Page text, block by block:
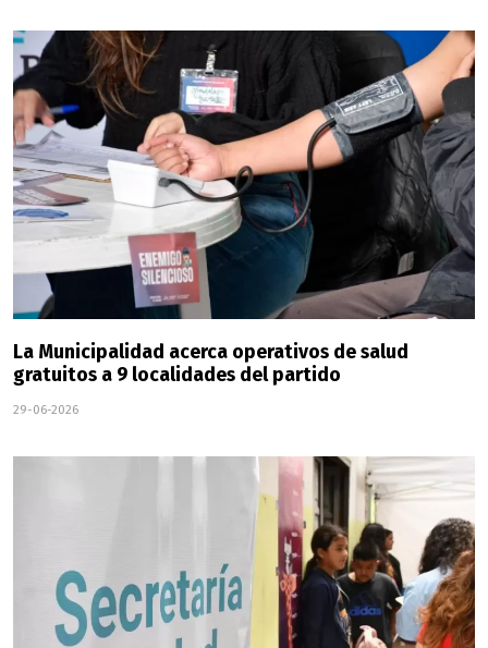
La Municipalidad acerca operativos de salud
gratuitos a 9 localidades del partido
29-06-2026